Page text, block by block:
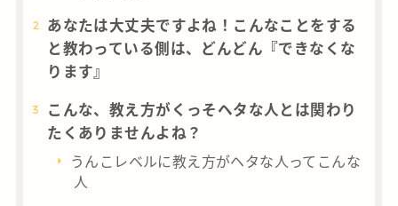
あなたは大丈夫ですよね！こんなことをする
と教わっている側は、どんどん『できなくな
ります』
こんな、教え方がくっそヘタな人とは関わり
たくありませんよね？
うんこレベルに教え方がヘタな人ってこんな
人